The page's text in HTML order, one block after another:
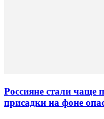
Россияне стали чаще
присадки на фоне